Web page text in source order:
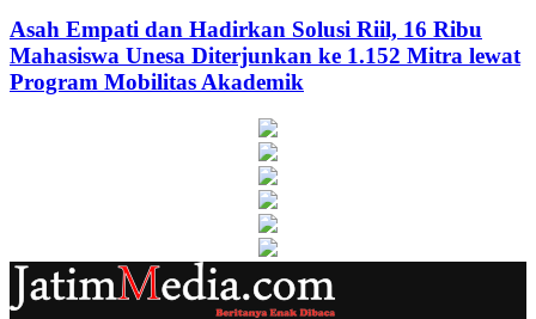
Asah Empati dan Hadirkan Solusi Riil, 16 Ribu
Mahasiswa Unesa Diterjunkan ke 1.152 Mitra lewat
Program Mobilitas Akademik